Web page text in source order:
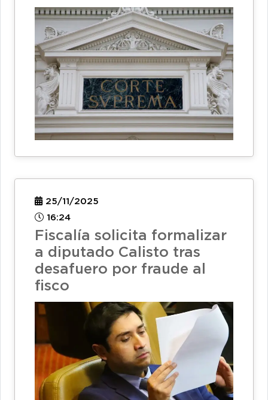
25/11/2025
16:24
Fiscalía solicita formalizar
a diputado Calisto tras
desafuero por fraude al
fisco